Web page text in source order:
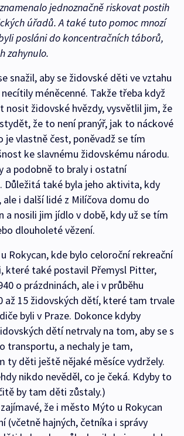
jednoznačně riskovat postih
úřadů. A také tuto pomoc mnozí
posláni do koncentračních táborů,
zahynulo.
snažil, aby se židovské děti ve vztahu
méněcenné. Takže třeba když
nosit židovské hvězdy, vysvětlil jim, že
že to není pranýř, jak to náckové
je vlastně čest, poněvadž se tím
ke slavnému židovskému národu.
a podobně to braly i ostatní
Důležitá také byla jeho aktivita, kdy
ale i další lidé z Milíčova domu do
a nosili jim jídlo v době, kdy už se tím
dlouholeté vězení.
Rokycan, kde bylo celoroční rekreační
které také postavil Přemysl Pitter,
o prázdninách, ale i v průběhu
až 15 židovských dětí, které tam trvale
byli v Praze. Dokonce kdyby
dětí netrvaly na tom, aby se s
transportu, a nechaly je tam,
ty děti ještě nějaké měsíce vydržely.
nikdo nevěděl, co je čeká. Kdyby to
by tam děti zůstaly.)
že i město Mýto u Rokycan
(včetně hajných, četníka i správy